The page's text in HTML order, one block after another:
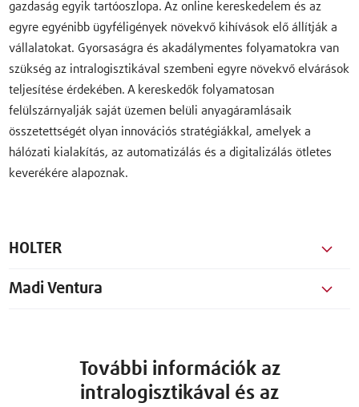
gazdaság egyik tartóoszlopa. Az online kereskedelem és az
egyre egyénibb ügyféligények növekvő kihívások elő állítják a
vállalatokat. Gyorsaságra és akadálymentes folyamatokra van
szükség az intralogisztikával szembeni egyre növekvő elvárások
teljesítése érdekében. A kereskedők folyamatosan
felülszárnyalják saját üzemen belüli anyagáramlásaik
összetettségét olyan innovációs stratégiákkal, amelyek a
hálózati kialakítás, az automatizálás és a digitalizálás ötletes
keverékére alapoznak.
HOLTER
Madi Ventura
További információk az
intralogisztikával és az